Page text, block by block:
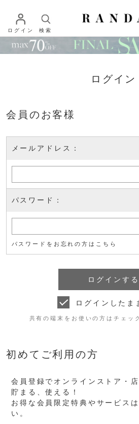
ログイン 検索
ログイン
会員のお客様
メールアドレス：
パスワード：
パスワードをお忘れの方はこちら
ログインしたま
共有の端末をお使いの方はチェッ
初めてご利用の方
会員登録でオンラインストア・
貯まる、使える！
お得な会員限定特典やサービスは
い。